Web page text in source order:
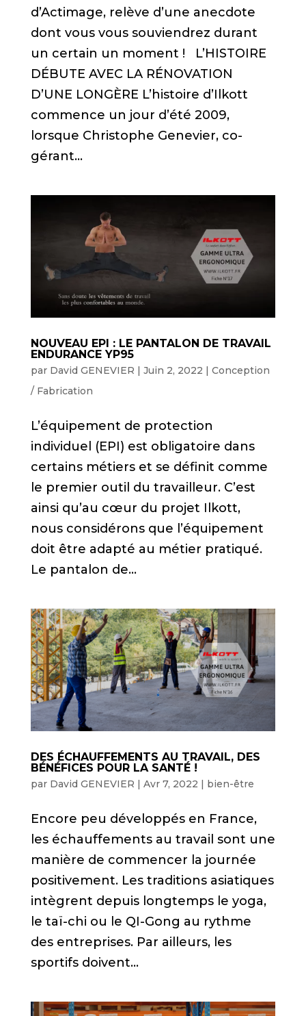
d’Actimage, relève d’une anecdote
dont vous vous souviendrez durant
un certain un moment ! L’HISTOIRE
DÉBUTE AVEC LA RÉNOVATION
D’UNE LONGÈRE L’histoire d’Ilkott
commence un jour d’été 2009,
lorsque Christophe Genevier, co-
gérant...
NOUVEAU EPI : LE PANTALON DE TRAVAIL
ENDURANCE YP95
par David GENEVIER | Juin 2, 2022 | Conception
/ Fabrication
L’équipement de protection
individuel (EPI) est obligatoire dans
certains métiers et se définit comme
le premier outil du travailleur. C’est
ainsi qu’au cœur du projet Ilkott,
nous considérons que l’équipement
doit être adapté au métier pratiqué.
Le pantalon de...
DES ÉCHAUFFEMENTS AU TRAVAIL, DES
BÉNÉFICES POUR LA SANTÉ !
par David GENEVIER | Avr 7, 2022 | bien-être
Encore peu développés en France,
les échauffements au travail sont une
manière de commencer la journée
positivement. Les traditions asiatiques
intègrent depuis longtemps le yoga,
le taï-chi ou le QI-Gong au rythme
des entreprises. Par ailleurs, les
sportifs doivent...